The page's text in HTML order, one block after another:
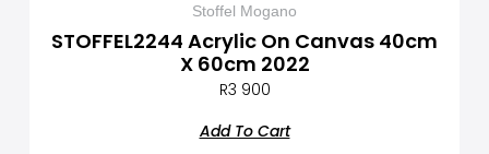
Stoffel Mogano
STOFFEL2244 Acrylic On Canvas 40cm
X 60cm 2022
R3 900
Add To Cart